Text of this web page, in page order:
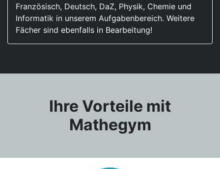
Französisch, Deutsch, DaZ, Physik, Chemie und
Informatik in unserem Aufgabenbereich. Weitere
Fächer sind ebenfalls in Bearbeitung!
Ihre Vorteile mit
Mathegym